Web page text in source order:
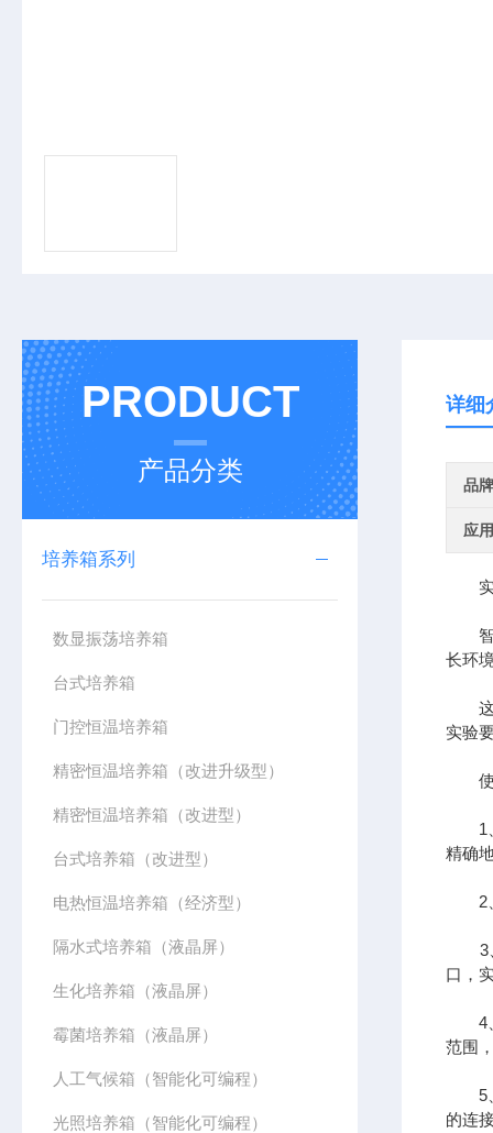
PRODUCT
产品分类
培养箱系列
数显振荡培养箱
台式培养箱
门控恒温培养箱
精密恒温培养箱（改进升级型）
精密恒温培养箱（改进型）
台式培养箱（改进型）
电热恒温培养箱（经济型）
隔水式培养箱（液晶屏）
生化培养箱（液晶屏）
霉菌培养箱（液晶屏）
人工气候箱（智能化可编程）
光照培养箱（智能化可编程）
详细
品牌
应
实验
智能
长环
这些
实验
使
1、
精确
2、
3、
口，
4、
范围
5、
的连